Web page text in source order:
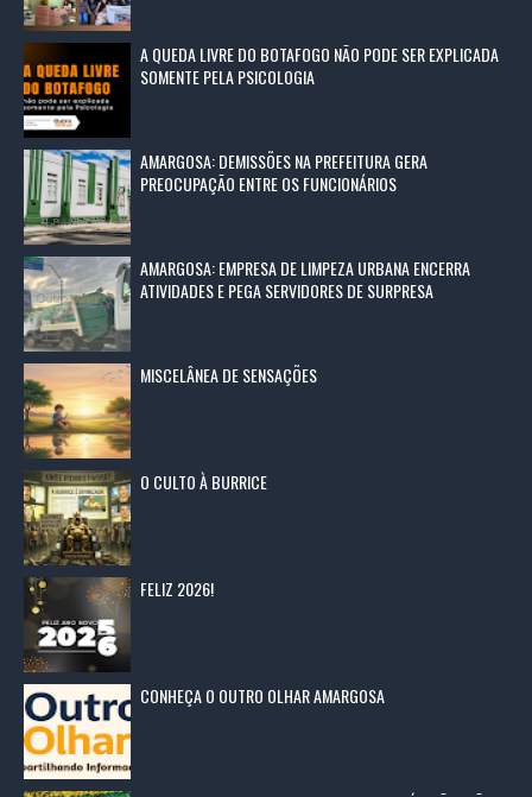
A QUEDA LIVRE DO BOTAFOGO NÃO PODE SER EXPLICADA
SOMENTE PELA PSICOLOGIA
AMARGOSA: DEMISSÕES NA PREFEITURA GERA
PREOCUPAÇÃO ENTRE OS FUNCIONÁRIOS
AMARGOSA: EMPRESA DE LIMPEZA URBANA ENCERRA
ATIVIDADES E PEGA SERVIDORES DE SURPRESA
MISCELÂNEA DE SENSAÇÕES
O CULTO À BURRICE
FELIZ 2026!
CONHEÇA O OUTRO OLHAR AMARGOSA